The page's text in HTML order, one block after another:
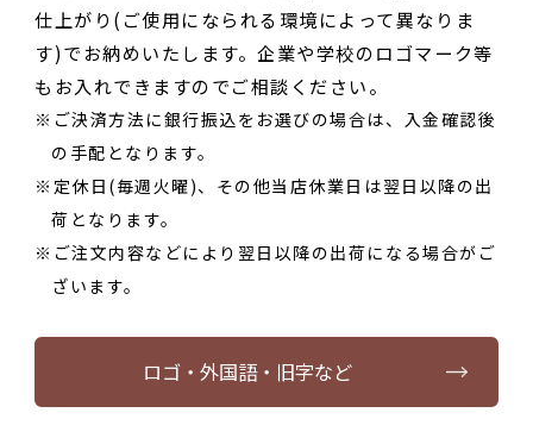
仕上がり(ご使用になられる環境によって異なりま
す)でお納めいたします。企業や学校のロゴマーク等
もお入れできますのでご相談ください。
ご決済方法に銀行振込をお選びの場合は、入金確認後
の手配となります。
定休日(毎週火曜)、その他当店休業日は翌日以降の出
荷となります。
ご注文内容などにより翌日以降の出荷になる場合がご
ざいます。
ロゴ・外国語・旧字など